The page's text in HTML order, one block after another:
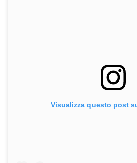
Visualizza questo post